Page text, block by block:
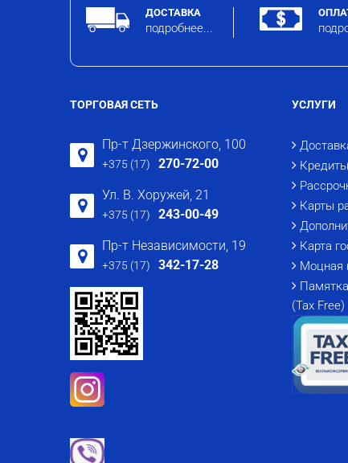
ДОСТАВКА
подробнее...
ТОРГОВАЯ СЕТЬ
Пр-т Дзержинского, 100
+375 (17) 270-72-00
Ул. В. Хоружей, 21
+375 (17) 243-00-49
Пр-т Независимости, 19
+375 (17) 342-17-28
УСЛУГИ
Кредиты
Карты
Карта
Моцная
(Tax Free)